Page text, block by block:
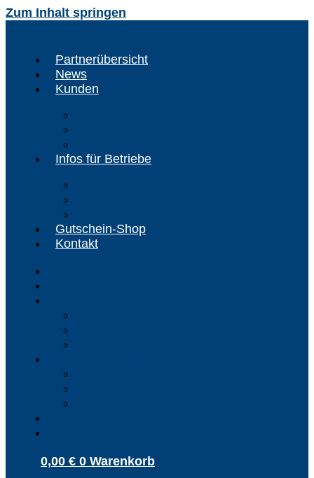
Zum Inhalt springen
Partnerübersicht
News
Kunden
Infos für Betriebe
Gutschein-Shop
Kontakt
0,00 € 0 Warenkorb